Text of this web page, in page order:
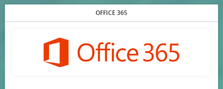
OFFICE 365